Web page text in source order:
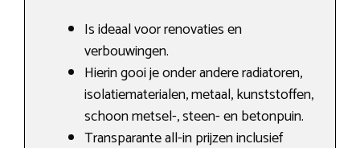
Is ideaal voor renovaties en
verbouwingen.
Hierin gooi je onder andere radiatoren,
isolatiematerialen, metaal, kunststoffen,
schoon metsel-, steen- en betonpuin.
Transparante all-in prijzen inclusief